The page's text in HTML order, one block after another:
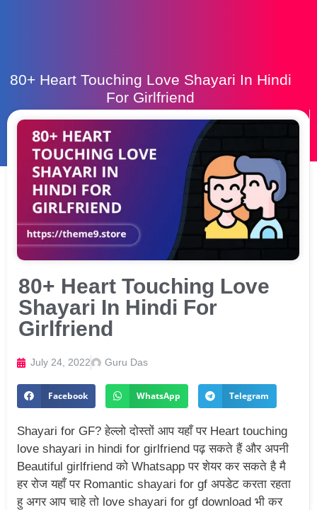
80+ Heart Touching Love Shayari In Hindi
For Girlfriend
80+ Heart Touching Love
Shayari In Hindi For
Girlfriend
July 24, 2022 Guru Das
Facebook WhatsApp Telegram
Shayari for GF? हेल्लो दोस्तों आप यहाँ पर Heart touching
love shayari in hindi for girlfriend पढ़ सकते हैं और अपनी
Beautiful girlfriend को Whatsapp पर शेयर कर सकते है मै
हर रोज यहाँ पर Romantic shayari for gf अपडेट करता रहता
हु अगर आप चाहे तो love shayari for gf download भी कर